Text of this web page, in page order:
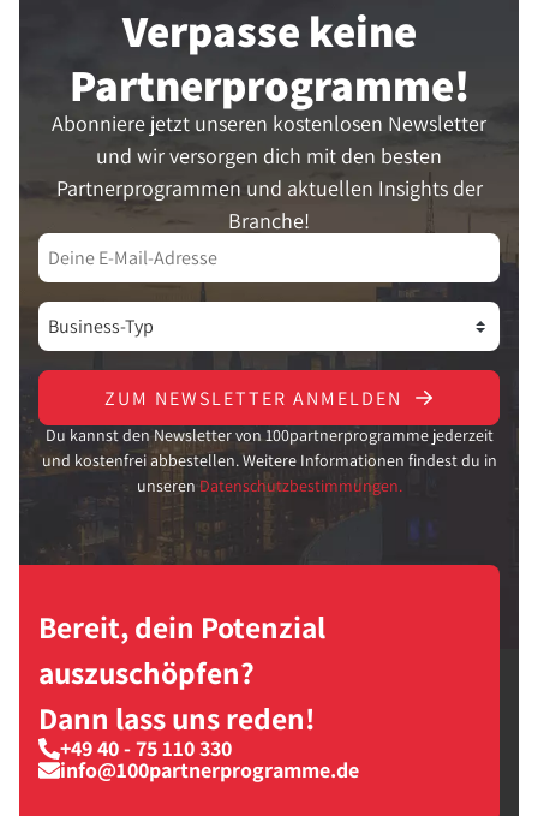
Verpasse keine
Partner­programme!
Abonniere jetzt unseren kostenlosen Newsletter
und wir versorgen dich mit den besten
Partnerprogrammen und aktuellen Insights der
Branche!
ZUM NEWSLETTER ANMELDEN
Du kannst den Newsletter von 100partnerprogramme jederzeit
und kostenfrei abbestellen. Weitere Informationen findest du in
unseren Datenschutzbestimmungen.
Bereit, dein Potenzial
auszuschöpfen?
Dann lass uns reden!
+49 40 - 75 110 330
info@100partnerprogramme.de